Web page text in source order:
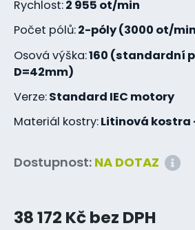
Rychlost:2 955 ot/min
Počet pólů:2-póly (3000 ot/
Osová výška:160 (standardní
D=42mm)
Verze:Standard IEC motory
Materiál kostry:Litinová kostra
Dostupnost: NA DOTAZ
38 172 Kč bez DPH